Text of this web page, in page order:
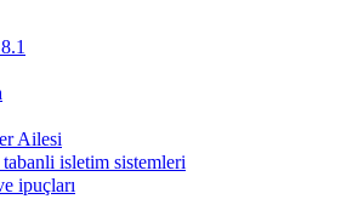
Ailesi
isletim sistemleri
ipuçları